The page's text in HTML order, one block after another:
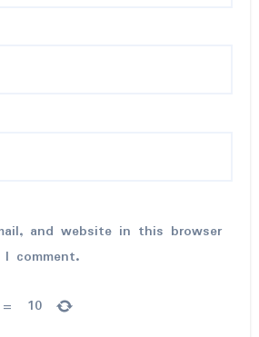
and website in this browser
comment.
= 10